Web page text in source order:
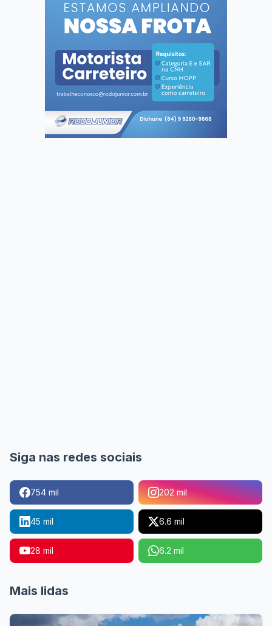
Siga nas redes sociais
754 mil 202 mil
45 mil 6.6 mil
28 mil 6.2 mil
Mais lidas